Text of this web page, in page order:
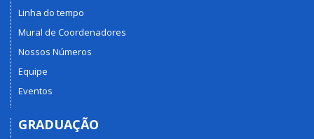
Linha do tempo
Mural de Coordenadores
Nossos Números
Equipe
Eventos
GRADUAÇÃO